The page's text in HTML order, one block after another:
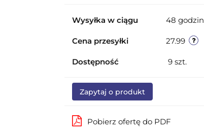
Wysyłka w ciągu 48 godzin
Cena przesyłki 27.99
Dostępność 9 szt.
Zapytaj o produkt
Pobierz ofertę do PDF